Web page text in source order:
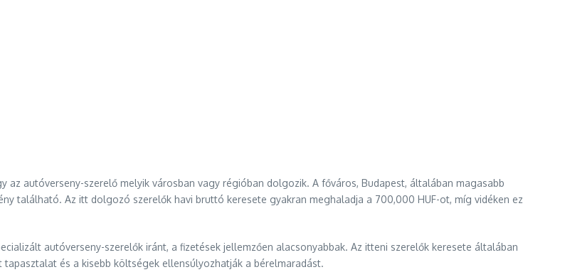
autóverseny-szerelő melyik városban vagy régióban dolgozik. A főváros, Budapest, általában magasabb
található. Az itt dolgozó szerelők havi bruttó keresete gyakran meghaladja a 700,000 HUF-ot, míg vidéken ez
autóverseny-szerelők iránt, a fizetések jellemzően alacsonyabbak. Az itteni szerelők keresete általában
és a kisebb költségek ellensúlyozhatják a bérelmaradást.